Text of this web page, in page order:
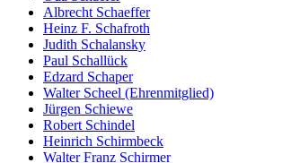
Albrecht Schaeffer
Heinz F. Schafroth
Judith Schalansky
Paul Schallück
Edzard Schaper
Walter Scheel (Ehrenmitglied)
Jürgen Schiewe
Robert Schindel
Heinrich Schirmbeck
Walter Franz Schirmer